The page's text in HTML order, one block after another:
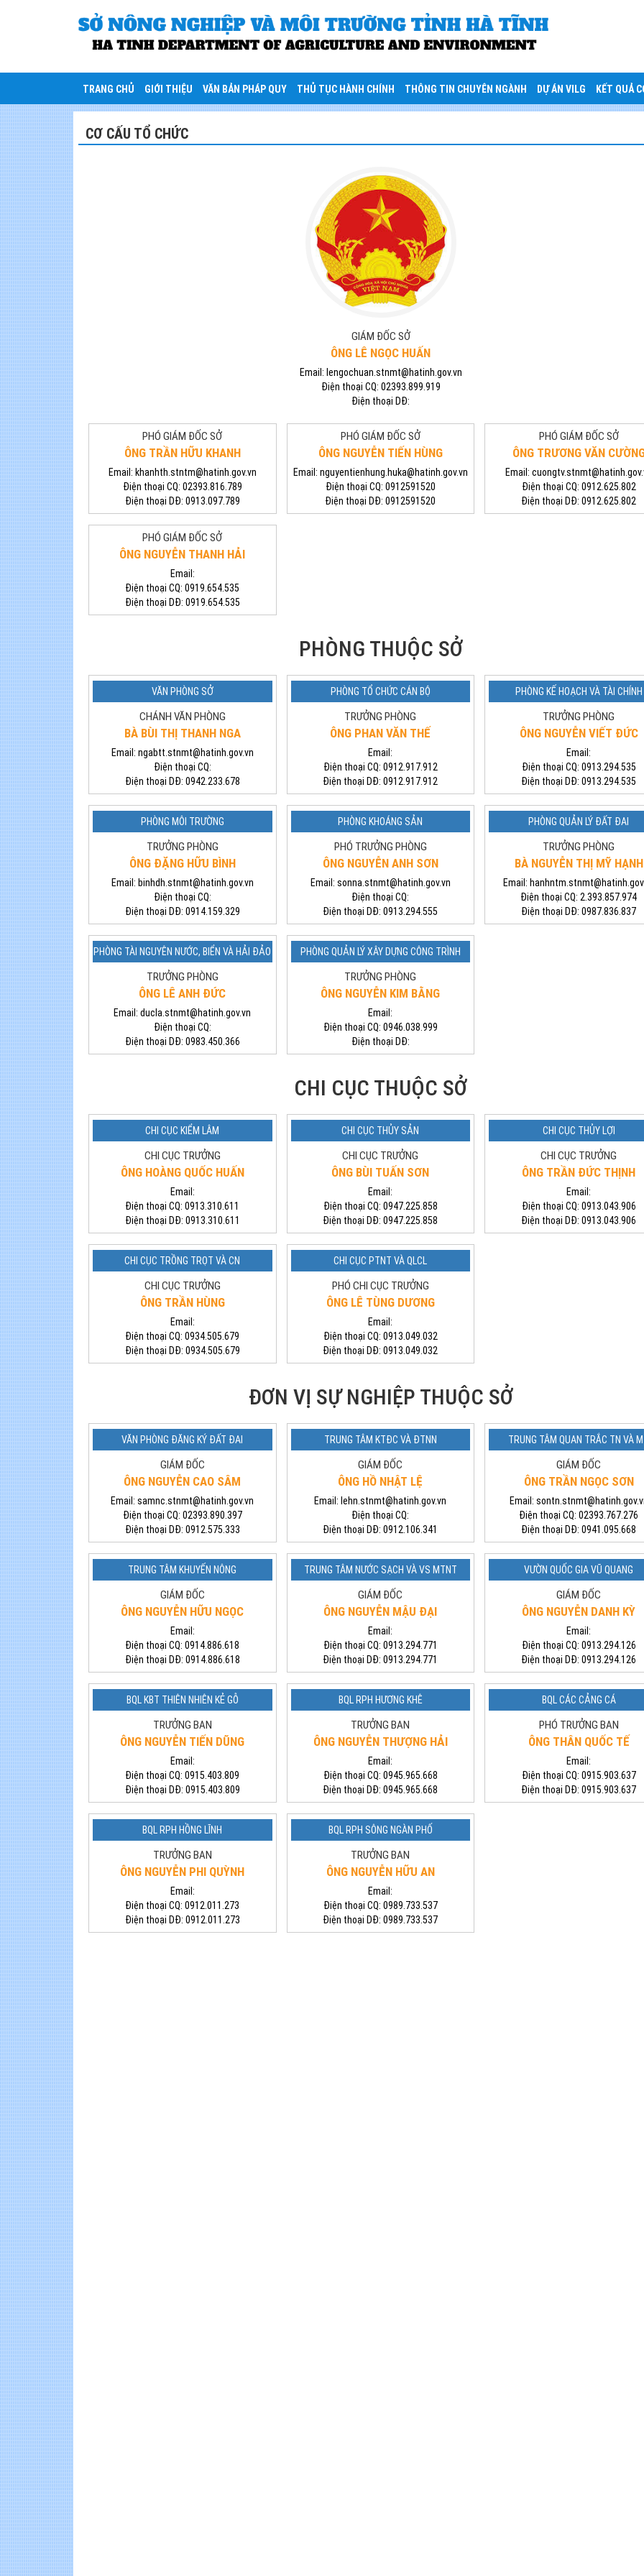
TRANG CHỦ GIỚI THIỆU VĂN BẢN PHÁP QUY THỦ TỤC HÀNH CHÍNH THÔNG TIN CHUYÊN NGÀNH DỰ ÁN VILG KẾT QUẢ
CƠ CẤU TỔ CHỨC
GIÁM ĐỐC SỞ
ÔNG LÊ NGỌC HUẤN
Email: lengochuan.stnmt@hatinh.gov.vn
Điện thoại CQ: 02393.899.919
Điện thoại DĐ:
PHÓ GIÁM ĐỐC SỞ
ÔNG TRẦN HỮU KHANH
Email: khanhth.stntm@hatinh.gov.vn
Điện thoại CQ: 02393.816.789
Điện thoại DĐ: 0913.097.789
PHÓ GIÁM ĐỐC SỞ
ÔNG NGUYỄN TIẾN HÙNG
Email: nguyentienhung.huka@hatinh.gov.vn
Điện thoại CQ: 0912591520
Điện thoại DĐ:0912591520
PHÓ GIÁM ĐỐC SỞ
ÔNG TRƯƠNG VĂN
Email:
Điện thoại CQ: 0912.625.802
Điện thoại DĐ:0912.625.802
PHÓ GIÁM ĐỐC SỞ
ÔNG NGUYỄN THANH HẢI
Email:
Điện thoại CQ:0919.654.535
Điện thoại DĐ: 0919.654.535
PHÒNG THUỘC SỞ
VĂN PHÒNG SỞ
CHÁNH VĂN PHÒNG
BÀ BÙI THỊ THANH NGA
Email: ngabtt.stnmt@hatinh.gov.vn
Điện thoại CQ:
Điện thoại DĐ: 0942.233.678
PHÒNG TỔ CHỨC CÁN BỘ
TRƯỞNG PHÒNG
ÔNG PHAN VĂN THẾ
Email:
Điện thoại CQ: 0912.917.912
Điện thoại DĐ:0912.917.912
PHÒNG KẾ HOẠCH VÀ TÀI CHÍNH
TRƯỞNG PHÒNG
ÔNG NGUYỄN VIẾT ĐỨC
Email:
Điện thoại CQ: 0913.294.535
Điện thoại DĐ:0913.294.535
PHÒNG MÔI TRƯỜNG
TRƯỞNG PHÒNG
ÔNG ĐẶNG HỮU BÌNH
Email: binhdh.stnmt@hatinh.gov.vn
Điện thoại CQ:
Điện thoại DĐ: 0914.159.329
PHÒNG KHOÁNG SẢN
PHÓ TRƯỞNG PHÒNG
ÔNG NGUYỄN ANH SƠN
Email: sonna.stnmt@hatinh.gov.vn
Điện thoại CQ:
Điện thoại DĐ:0913.294.555
PHÒNG QUẢN LÝ ĐẤT ĐAI
TRƯỞNG PHÒNG
BÀ NGUYỄN THỊ MỸ HẠNH
Email:
Điện thoại CQ:2.393.857.974
Điện thoại DĐ:0987.836.837
PHÒNG TÀI NGUYÊN NƯỚC, BIỂN VÀ HẢI ĐẢO
TRƯỞNG PHÒNG
ÔNG LÊ ANH ĐỨC
Email:ducla.stnmt@hatinh.gov.vn
Điện thoại CQ:
Điện thoại DĐ: 0983.450.366
PHÒNG QUẢN LÝ XÂY DỰNG CÔNG TRÌNH
TRƯỞNG PHÒNG
ÔNG NGUYỄN KIM BẰNG
Email:
Điện thoại CQ: 0946.038.999
Điện thoại DĐ:
CHI CỤC THUỘC SỞ
CHI CỤC KIỂM LÂM
CHI CỤC TRƯỞNG
ÔNG HOÀNG QUỐC HUẤN
Email:
Điện thoại CQ:0913.310.611
Điện thoại DĐ: 0913.310.611
CHI CỤC THỦY SẢN
CHI CỤC TRƯỞNG
ÔNG BÙI TUẤN SƠN
Email:
Điện thoại CQ: 0947.225.858
Điện thoại DĐ:0947.225.858
CHI CỤC THỦY LỢI
CHI CỤC TRƯỞNG
ÔNG TRẦN ĐỨC THỊNH
Email:
Điện thoại CQ: 0913.043.906
Điện thoại DĐ:0913.043.906
CHI CỤC TRỒNG TRỌT VÀ CN
CHI CỤC TRƯỞNG
ÔNG TRẦN HÙNG
Email:
Điện thoại CQ:0934.505.679
Điện thoại DĐ: 0934.505.679
CHI CỤC PTNT VÀ QLCL
PHÓ CHI CỤC TRƯỞNG
ÔNG LÊ TÙNG DƯƠNG
Email:
Điện thoại CQ: 0913.049.032
Điện thoại DĐ:0913.049.032
ĐƠN VỊ SỰ NGHIỆP THUỘC SỞ
VĂN PHÒNG ĐĂNG KÝ ĐẤT ĐAI
GIÁM ĐỐC
ÔNG NGUYỄN CAO SÂM
Email:samnc.stnmt@hatinh.gov.vn
Điện thoại CQ: 02393.890.397
Điện thoại DĐ: 0912.575.333
TRUNG TÂM KTĐC VÀ ĐTNN
GIÁM ĐỐC
ÔNG HỒ NHẬT LỆ
Email: lehn.stnmt@hatinh.gov.vn
Điện thoại CQ:
Điện thoại DĐ:0912.106.341
TRUNG TÂM QUAN TRẮC TN VÀ
GIÁM ĐỐC
ÔNG TRẦN NGỌC SƠN
Email:
Điện thoại CQ:02393.767.276
Điện thoại DĐ:0941.095.668
TRUNG TÂM KHUYẾN NÔNG
GIÁM ĐỐC
ÔNG NGUYỄN HỮU NGỌC
Email:
Điện thoại CQ:0914.886.618
Điện thoại DĐ: 0914.886.618
TRUNG TÂM NƯỚC SẠCH VÀ VS MTNT
GIÁM ĐỐC
ÔNG NGUYỄN MẬU ĐẠI
Email:
Điện thoại CQ: 0913.294.771
Điện thoại DĐ:0913.294.771
VƯỜN QUỐC GIA VŨ QUANG
GIÁM ĐỐC
ÔNG NGUYỄN DANH KỲ
Email:
Điện thoại CQ: 0913.294.126
Điện thoại DĐ:0913.294.126
BQL KBT THIÊN NHIÊN KẺ GỖ
TRƯỞNG BAN
ÔNG NGUYỄN TIẾN DŨNG
Email:
Điện thoại CQ:0915.403.809
Điện thoại DĐ: 0915.403.809
BQL RPH HƯƠNG KHÊ
TRƯỞNG BAN
ÔNG NGUYỄN THƯỢNG HẢI
Email:
Điện thoại CQ: 0945.965.668
Điện thoại DĐ:0945.965.668
BQL CÁC CẢNG CÁ
PHÓ TRƯỞNG BAN
ÔNG THÂN QUỐC TẾ
Email:
Điện thoại CQ: 0915.903.637
Điện thoại DĐ:0915.903.637
BQL RPH HỒNG LĨNH
TRƯỞNG BAN
ÔNG NGUYỄN PHI QUỲNH
Email:
Điện thoại CQ:0912.011.273
Điện thoại DĐ: 0912.011.273
BQL RPH SÔNG NGÀN PHỐ
TRƯỞNG BAN
ÔNG NGUYỄN HỮU AN
Email:
Điện thoại CQ: 0989.733.537
Điện thoại DĐ:0989.733.537